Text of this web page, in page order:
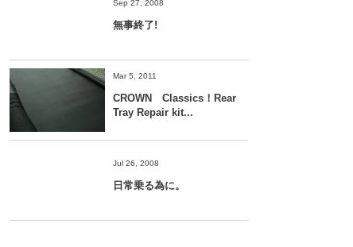
Sep 27, 2008
無事終了!
Mar 5, 2011
CROWN Classics！Rear
Tray Repair kit...
Jul 26, 2008
日常乗る為に。